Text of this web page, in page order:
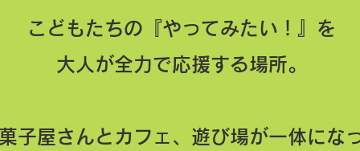
こどもたちの『やってみたい！』を
大人が全力で応援する場所。
子屋さんとカフェ、遊び場が一体にな